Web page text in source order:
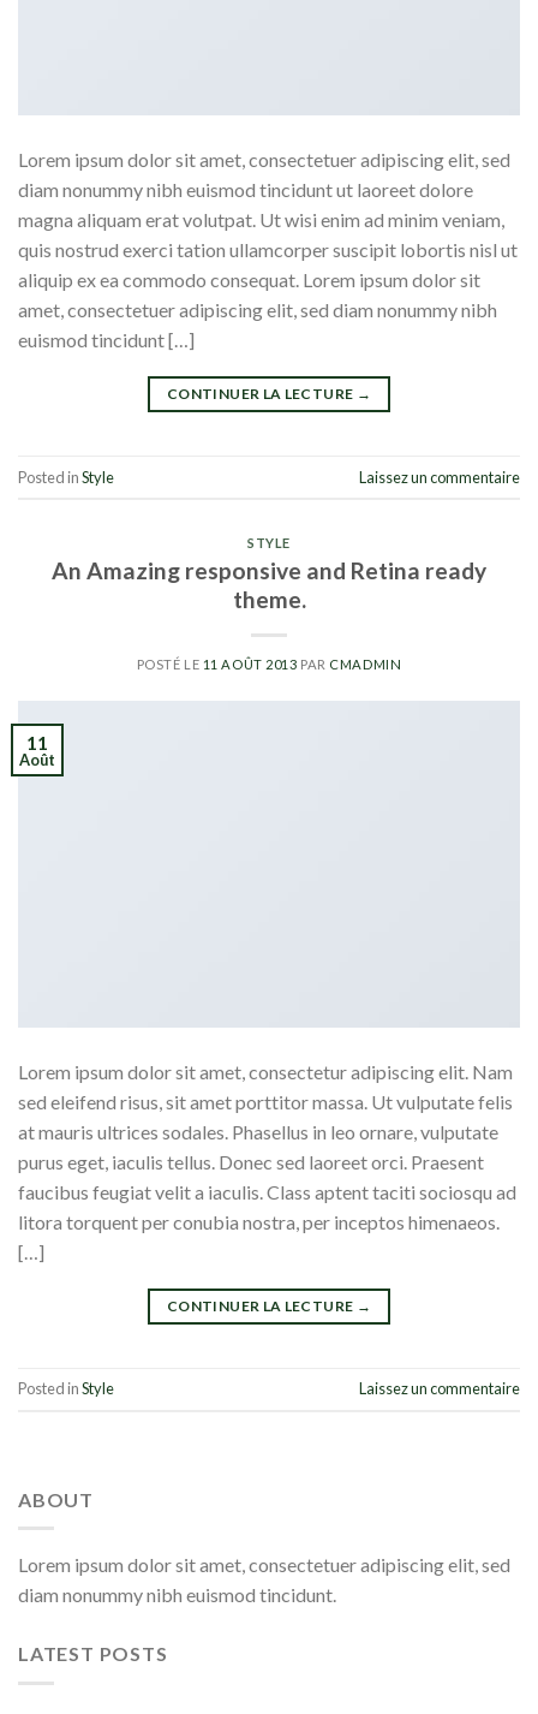
Lorem ipsum dolor sit amet, consectetuer adipiscing elit, sed
diam nonummy nibh euismod tincidunt ut laoreet dolore
magna aliquam erat volutpat. Ut wisi enim ad minim veniam,
quis nostrud exerci tation ullamcorper suscipit lobortis nisl ut
aliquip ex ea commodo consequat. Lorem ipsum dolor sit
amet, consectetuer adipiscing elit, sed diam nonummy nibh
euismod tincidunt […]
CONTINUER LA LECTURE →
Posted inStyle Laissez un commentaire
STYLE
An Amazing responsive and Retina ready
theme.
POSTÉ LE 11 AOÛT 2013 PAR CMADMIN
11
Août
Lorem ipsum dolor sit amet, consectetur adipiscing elit. Nam
sed eleifend risus, sit amet porttitor massa. Ut vulputate felis
at mauris ultrices sodales. Phasellus in leo ornare, vulputate
purus eget, iaculis tellus. Donec sed laoreet orci. Praesent
faucibus feugiat velit a iaculis. Class aptent taciti sociosqu ad
litora torquent per conubia nostra, per inceptos himenaeos.
[…]
CONTINUER LA LECTURE →
Posted inStyle Laissez un commentaire
ABOUT
Lorem ipsum dolor sit amet, consectetuer adipiscing elit, sed
diam nonummy nibh euismod tincidunt.
LATEST POSTS